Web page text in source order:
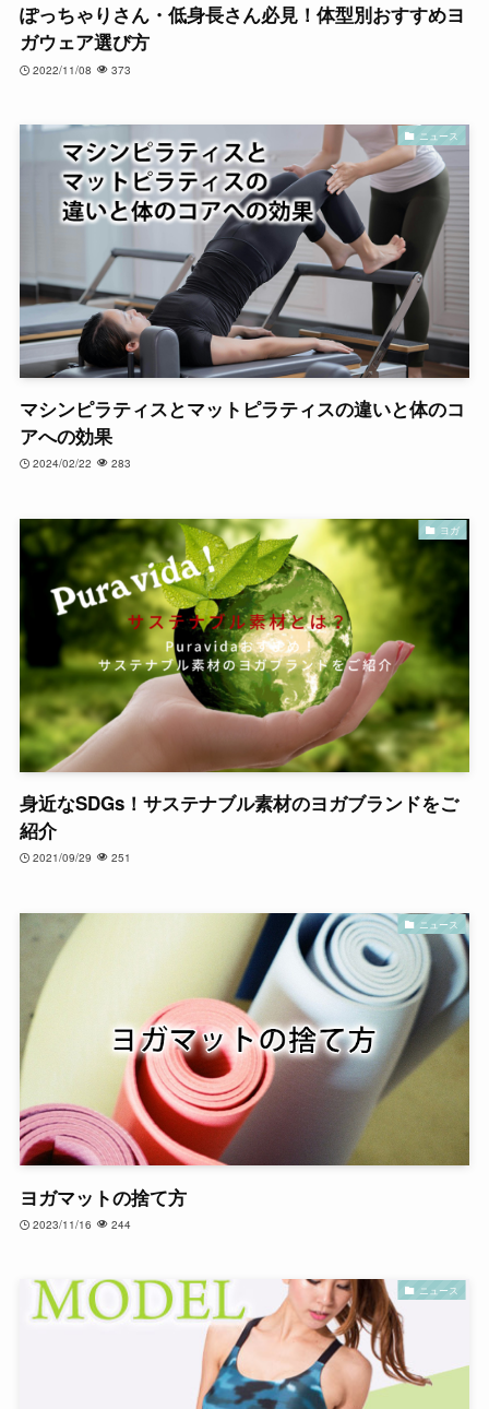
ぽっちゃりさん・低身長さん必見！体型別おすすめヨ
ガウェア選び方
2022/11/08 373
ニュース
マシンピラティスとマットピラティスの違いと体のコ
アへの効果
2024/02/22 283
ヨガ
身近なSDGs！サステナブル素材のヨガブランドをご
紹介
2021/09/29 251
ニュース
ヨガマットの捨て方
2023/11/16 244
ニュース